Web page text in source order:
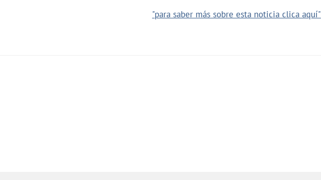
"para saber más sobre esta noticia clica aquí"